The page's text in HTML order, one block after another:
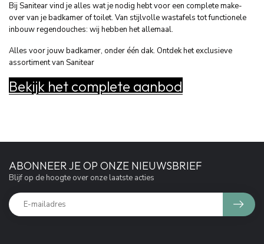
Bij Sanitear vind je alles wat je nodig hebt voor een complete make-
over van je badkamer of toilet. Van stijlvolle wastafels tot functionele
inbouw regendouches: wij hebben het allemaal.
Alles voor jouw badkamer, onder één dak. Ontdek het exclusieve
assortiment van Sanitear
Bekijk het complete aanbod
ABONNEER JE OP ONZE NIEUWSBRIEF
Blijf op de hoogte over onze laatste acties